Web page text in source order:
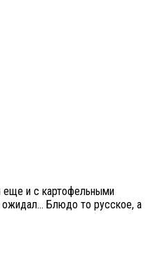
еще и с картофельными
ожидал… Блюдо то русское, а